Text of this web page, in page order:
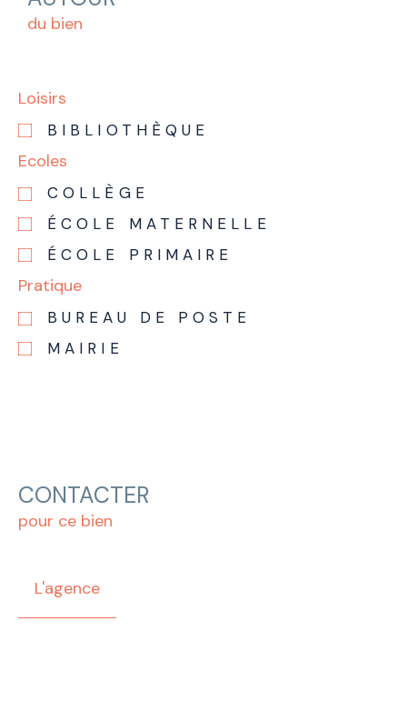
du bien
Loisirs
BIBLIOTHÈQUE
Ecoles
COLLÈGE
ÉCOLE MATERNELLE
ÉCOLE PRIMAIRE
Pratique
BUREAU DE POSTE
MAIRIE
CONTACTER
pour ce bien
L'agence